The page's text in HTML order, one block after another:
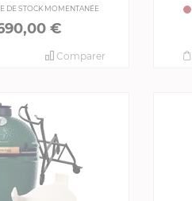
DE STOCK MOMENTANÉE
€
Comparer